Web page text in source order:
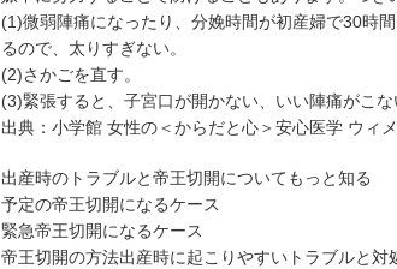
(1)微弱陣痛になったり、分娩時間が初産婦で30時
るので、太りすぎない。
(2)さかごを直す。
(3)緊張すると、子宮口が開かない、いい陣痛がこ
出典： 小学館 女性の＜からだと心＞安心医学 ウィ
出産時のトラブルと帝王切開についてもっと知る
予定の帝王切開になるケース
緊急帝王切開になるケース
帝王切開の方法出産時に起こりやすいトラブルと対